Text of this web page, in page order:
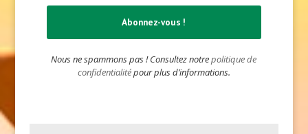
Nous ne spammons pas ! Consultez notrepolitique de
confidentialitépour plus d’informations.